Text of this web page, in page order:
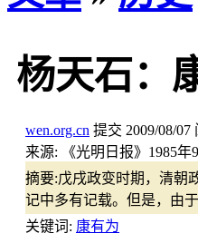
杨天石：
wen.org.cn 提交 2009/08/07
来源: 《光明日报》1985年
摘要:戊戌政变时期，清朝
记中多有记载。但是，由
关键词: 康有为